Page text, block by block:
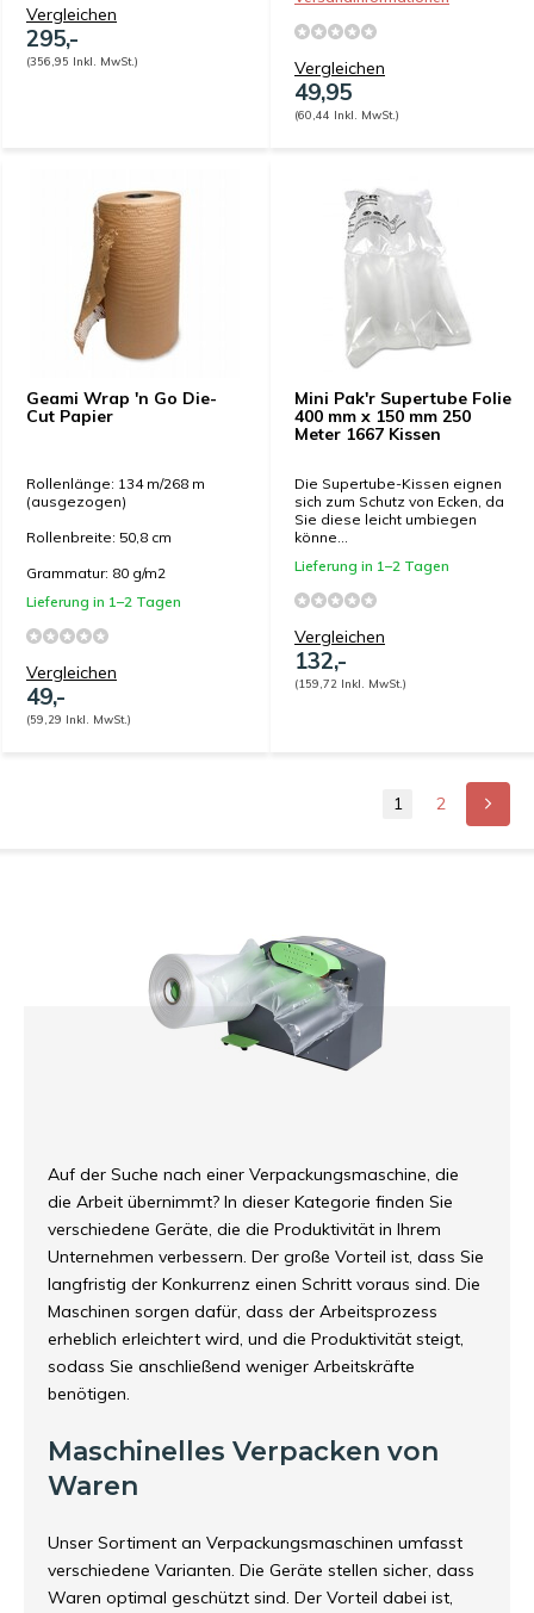
Vergleichen
295,-
(356,95 Inkl. MwSt.) Vergleichen
49,95
(60,44 Inkl. MwSt.)
Geami Wrap 'n Go Die-
Cut Papier
Rollenlänge: 134 m/268 m
(ausgezogen)
Rollenbreite: 50,8 cm
Grammatur: 80 g/m2
Lieferung in 1–2 Tagen
Vergleichen
49,-
(59,29 Inkl. MwSt.)
Mini Pak'r Supertube Folie
400 mm x 150 mm 250
Meter 1667 Kissen
Die Supertube-Kissen eignen
sich zum Schutz von Ecken, da
Sie diese leicht umbiegen
könne...
Lieferung in 1–2 Tagen
Vergleichen
132,-
(159,72 Inkl. MwSt.)
1 2
Auf der Suche nach einer Verpackungsmaschine, die
die Arbeit übernimmt? In dieser Kategorie finden Sie
verschiedene Geräte, die die Produktivität in Ihrem
Unternehmen verbessern. Der große Vorteil ist, dass Sie
langfristig der Konkurrenz einen Schritt voraus sind. Die
Maschinen sorgen dafür, dass der Arbeitsprozess
erheblich erleichtert wird, und die Produktivität steigt,
sodass Sie anschließend weniger Arbeitskräfte
benötigen.
Maschinelles Verpacken von
Waren
Unser Sortiment an Verpackungsmaschinen umfasst
verschiedene Varianten. Die Geräte stellen sicher, dass
Waren optimal geschützt sind. Der Vorteil dabei ist,